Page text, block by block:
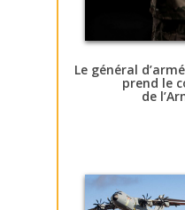
Le général
prend le
de